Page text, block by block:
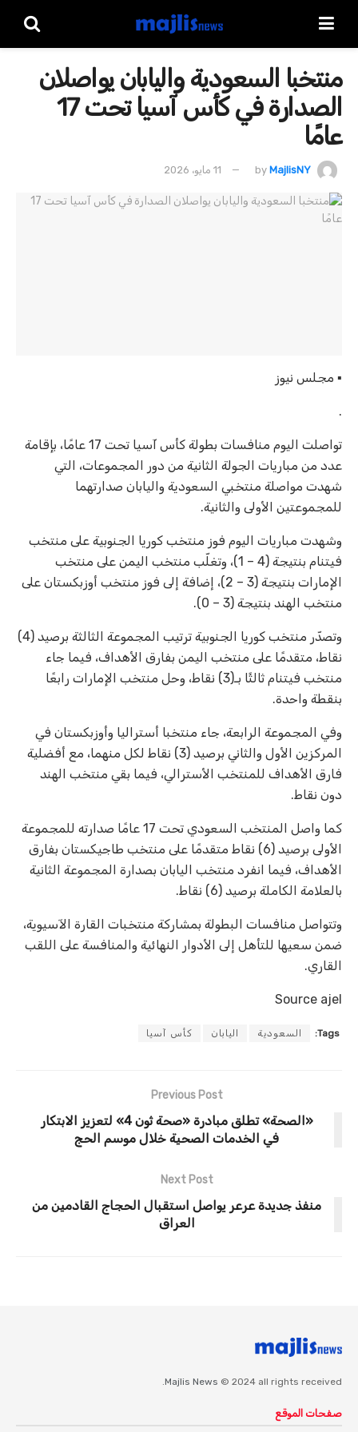
منتخبا السعودية واليابان يواصلان
الصدارة في كأس آسيا تحت 17
عامًا
by MajlisNY 11 مايو، 2026
▪︎ مجلس نيوز
.
تواصلت اليوم منافسات بطولة كأس آسيا تحت 17 عامًا، بإقامة
عدد من مباريات الجولة الثانية من دور المجموعات، التي
شهدت مواصلة منتخبي السعودية واليابان صدارتهما
للمجموعتين الأولى والثانية.
وشهدت مباريات اليوم فوز منتخب كوريا الجنوبية على منتخب
فيتنام بنتيجة (4 – 1)، وتغلّب منتخب اليمن على منتخب
الإمارات بنتيجة (3 – 2)، إضافة إلى فوز منتخب أوزبكستان على
منتخب الهند بنتيجة (3 – 0).
وتصدّر منتخب كوريا الجنوبية ترتيب المجموعة الثالثة برصيد (4)
نقاط، متقدمًا على منتخب اليمن بفارق الأهداف، فيما جاء
منتخب فيتنام ثالثًا بـ(3) نقاط، وحل منتخب الإمارات رابعًا
بنقطة واحدة.
وفي المجموعة الرابعة، جاء منتخبا أستراليا وأوزبكستان في
المركزين الأول والثاني برصيد (3) نقاط لكل منهما، مع أفضلية
فارق الأهداف للمنتخب الأسترالي، فيما بقي منتخب الهند
دون نقاط.
كما واصل المنتخب السعودي تحت 17 عامًا صدارته للمجموعة
الأولى برصيد (6) نقاط متقدمًا على منتخب طاجيكستان بفارق
الأهداف، فيما انفرد منتخب اليابان بصدارة المجموعة الثانية
بالعلامة الكاملة برصيد (6) نقاط.
وتتواصل منافسات البطولة بمشاركة منتخبات القارة الآسيوية،
ضمن سعيها للتأهل إلى الأدوار النهائية والمنافسة على اللقب
القاري.
Source ajel
Tags: السعودية اليابان كأس آسيا
Previous Post
«الصحة» تطلق مبادرة «صحة ثون 4» لتعزيز الابتكار
في الخدمات الصحية خلال موسم الحج
Next Post
منفذ جديدة عرعر يواصل استقبال الحجاج القادمين من
العراق
Majlis News © 2024 all rights received.
صفحات الموقع